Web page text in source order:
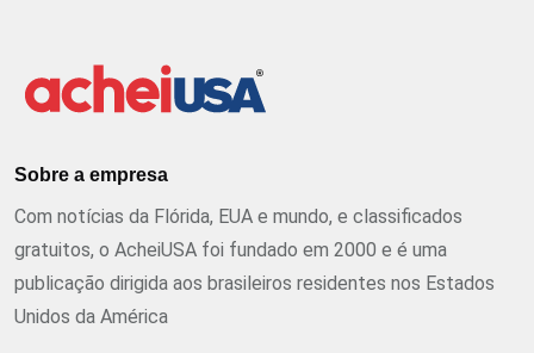
Sobre a empresa
Com notícias da Flórida, EUA e mundo, e classificados
gratuitos, o AcheiUSA foi fundado em 2000 e é uma
publicação dirigida aos brasileiros residentes nos Estados
Unidos da América